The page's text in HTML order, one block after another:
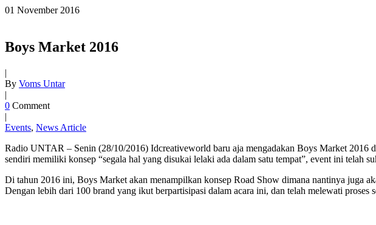
01 November 2016
Boys Market 2016
|
By Voms Untar
|
0 Comment
|
Events, News Article
Radio UNTAR – Senin (28/10/2016) Idcreativeworld baru aja mengadakan Boys Market
sendiri memiliki konsep “segala hal yang disukai lelaki ada dalam satu tempat”, event ini telah
Di tahun 2016 ini, Boys Market akan menampilkan konsep Road Show dimana nantinya juga
Dengan lebih dari 100 brand yang ikut berpartisipasi dalam acara ini, dan telah melewati proses